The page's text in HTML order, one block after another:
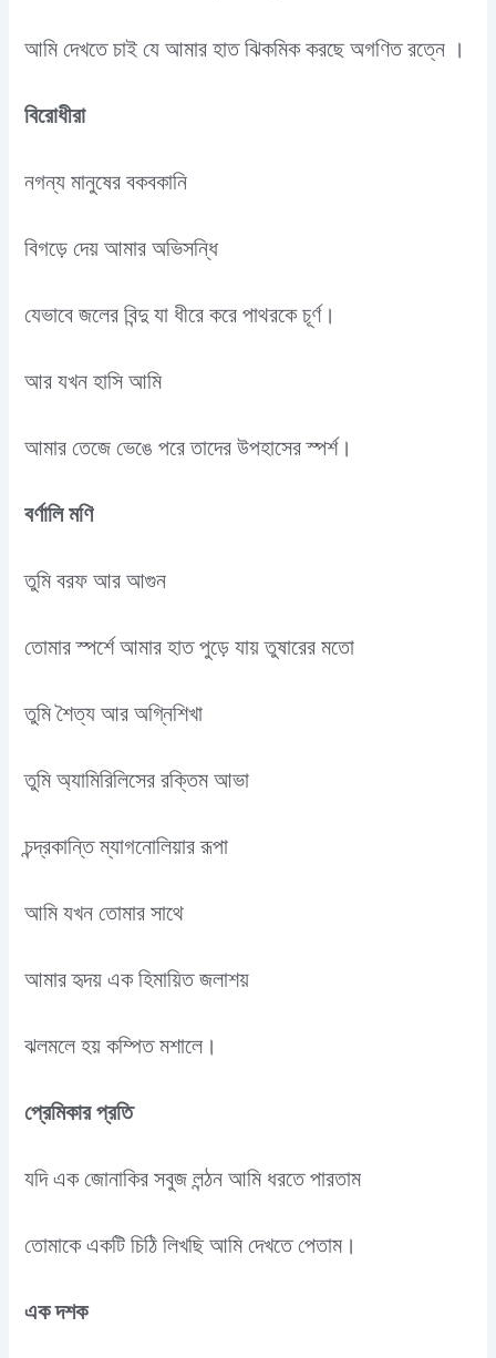
আমি দেখতে চাই যে আমার হাত ঝিকমিক করছে অগণিত রত্নে ।
বিরোধীরা
নগন্য মানুষের বকবকানি
বিগড়ে দেয় আমার অভিসন্ধি
যেভাবে জলের বিন্দু যা ধীরে করে পাথরকে চূর্ণ।
আর যখন হাসি আমি
আমার তেজে ভেঙে পরে তাদের উপহাসের স্পর্শ।
বর্ণালি মণি
তুমি বরফ আর আগুন
তোমার স্পর্শে আমার হাত পুড়ে যায় তুষারের মতো
তুমি শৈত্য আর অগ্নিশিখা
তুমি অ্যামিরিলিসের রক্তিম আভা
চন্দ্রকান্তি ম্যাগনোলিয়ার রূপা
আমি যখন তোমার সাথে
আমার হৃদয় এক হিমায়িত জলাশয়
ঝলমলে হয় কম্পিত মশালে।
প্রেমিকার প্রতি
যদি এক জোনাকির সবুজ লন্ঠন আমি ধরতে পারতাম
তোমাকে একটি চিঠি লিখছি আমি দেখতে পেতাম।
এক দশক